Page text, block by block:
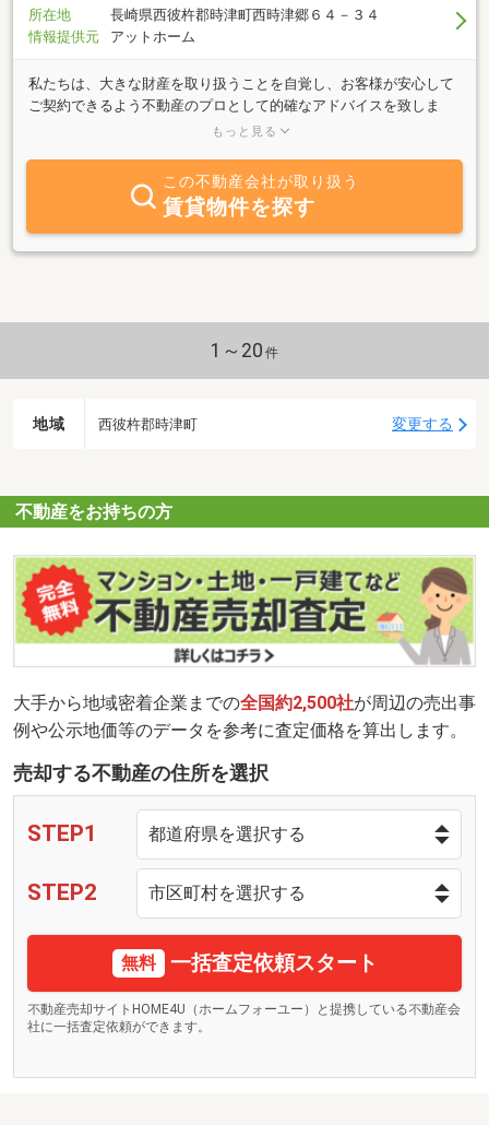
所在地
長崎県西彼杵郡時津町西時津郷６４－３４
情報提供元
アットホーム
私たちは、大きな財産を取り扱うことを自覚し、お客様が安心して
ご契約できるよう不動産のプロとして的確なアドバイスを致しま
す。お客様の不安や不満をお聞きし、最善のアドバイスをします。
ォームも手掛け、マンションのオーナーにも又入居される方にも喜
ばれております。お客様のエージェントとなって親身にお世話させ
ていただきます。ぜひ当社をご利用下さい。
もっと見る
この不動産会社が取り扱う
賃貸物件を探す
1～20 件
地域 西彼杵郡時津町 変更する
不動産をお持ちの方
大手から地域密着企業までの全国約2,500社が周辺の売出事
例や公示地価等のデータを参考に査定価格を算出します。
売却する不動産の住所を選択
STEP1
STEP2
無料 一括査定依頼スタート
不動産売却サイトHOME4U（ホームフォーユー）と提携している不動産会
社に一括査定依頼ができます。